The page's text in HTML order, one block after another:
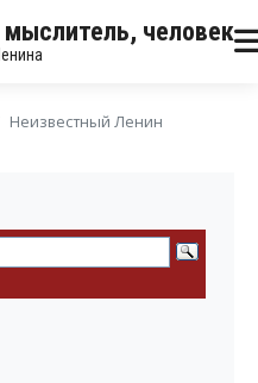
человек
Неизвестный Ленин